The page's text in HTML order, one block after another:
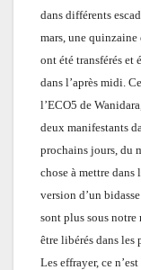
dans différents
mars, une
ont été transférés et
dans l’après midi.
l’ECO5 de
deux manifestants
prochains jours, du
chose à mettre dans
version d’un
sont plus sous
être libérés dans les
Les effrayer, ce